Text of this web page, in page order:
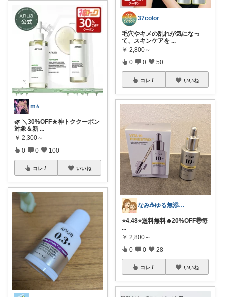
m⭐︎
🌿 ＼30%OFF★神トククーポン
対象＆新 ...
￥ 2,300～
0 0 100
コレ いいね
37color
毛穴やキメの乱れが気になっ
て、スキンケアを ...
￥ 2,800～
0 0 50
コレ いいね
なみ☕ゆる無添加🌱5歳差姉妹
⭐️4.48⭐️送料無料🔥20%OFF🉐毎
...
￥ 2,800～
0 0 28
コレ いいね